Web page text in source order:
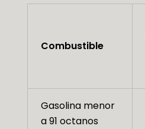
Combustible
Gasolina menor
a 91 octanos